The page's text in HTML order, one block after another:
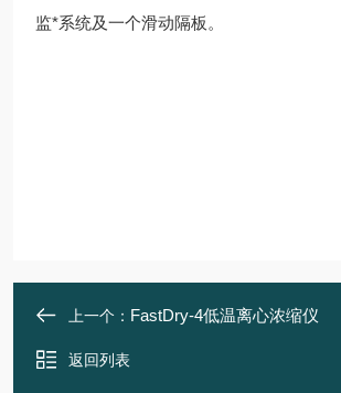
监*系统及一个滑动隔板。
上一个： FastDry-4低温离心浓缩仪
返回列表